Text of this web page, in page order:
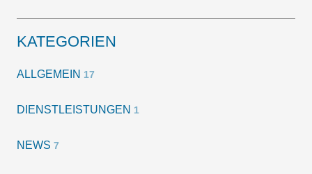
KATEGORIEN
ALLGEMEIN 17
DIENSTLEISTUNGEN 1
NEWS 7